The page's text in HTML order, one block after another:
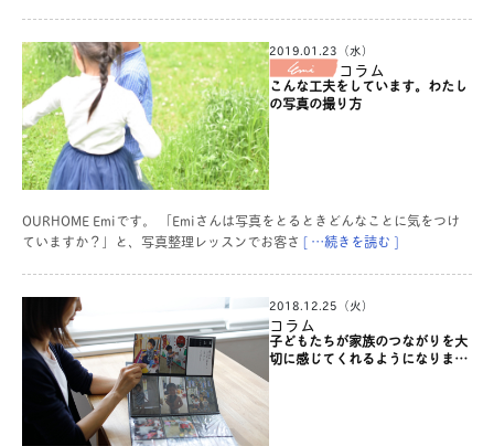
2019.01.23（水）
コラム
こんな工夫をしています。わたし
の写真の撮り方
OURHOME Emiです。 「Emiさんは写真をとるときどんなことに気をつけ
ていますか？」と、写真整理レッスンでお客さ [ …続きを読む ]
2018.12.25（火）
コラム
子どもたちが家族のつながりを大
切に感じてくれるようになりまし